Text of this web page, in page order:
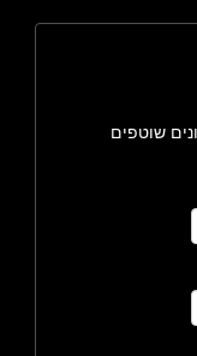
שוטפים